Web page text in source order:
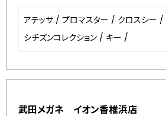
アテッサ / プロマスター / クロスシー /
シチズンコレクション / キー /
武田メガネ イオン香椎浜店